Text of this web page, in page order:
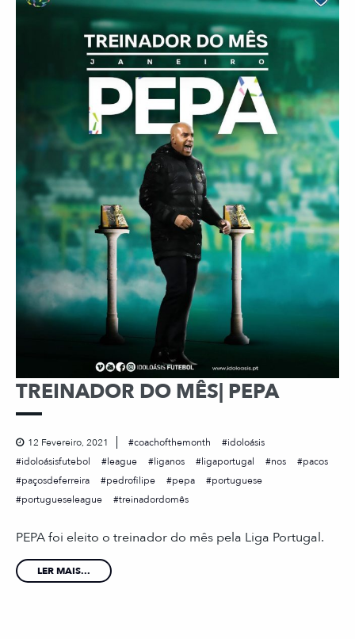
TREINADOR DO MÊS| PEPA
12 Fevereiro, 2021 coachofthemonth
idoloásis
idoloásisfutebol
league liganos ligaportugal nos
pacos
paçosdeferreira
pedrofilipe pepa
portuguese
portugueseleague
treinadordomês
PEPA foi eleito o treinador do mês pela Liga Portugal.
LER MAIS...